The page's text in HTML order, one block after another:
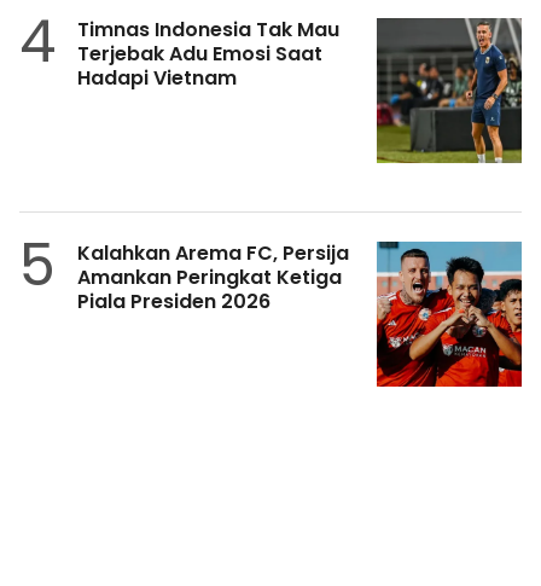
4
Timnas Indonesia Tak Mau
Terjebak Adu Emosi Saat
Hadapi Vietnam
5
Kalahkan Arema FC, Persija
Amankan Peringkat Ketiga
Piala Presiden 2026